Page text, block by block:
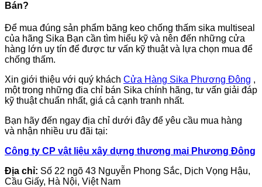
Bán?
Để mua đúng sản phẩm băng keo chống thấm sika multiseal
của hãng Sika Bạn cần tìm hiểu kỹ và nên đến những cửa
hàng lớn uy tín để được tư vấn kỹ thuật và lựa chọn mua để
chống thấm.
Xin giới thiệu với quý khách Cửa Hàng Sika Phương Đông ,
một trong những đia chỉ bán Sika chính hãng, tư vấn giải đáp
kỹ thuật chuẩn nhất, giá cả cạnh tranh nhất.
Bạn hãy đến ngay địa chỉ dưới đây để yêu cầu mua hàng
và nhận nhiều ưu đãi tại:
Công ty CP vật liệu xây dựng thương mại Phương Đông
Địa chỉ: Số 22 ngõ 43 Nguyễn Phong Sắc, Dịch Vọng Hậu,
Cầu Giấy, Hà Nội, Việt Nam